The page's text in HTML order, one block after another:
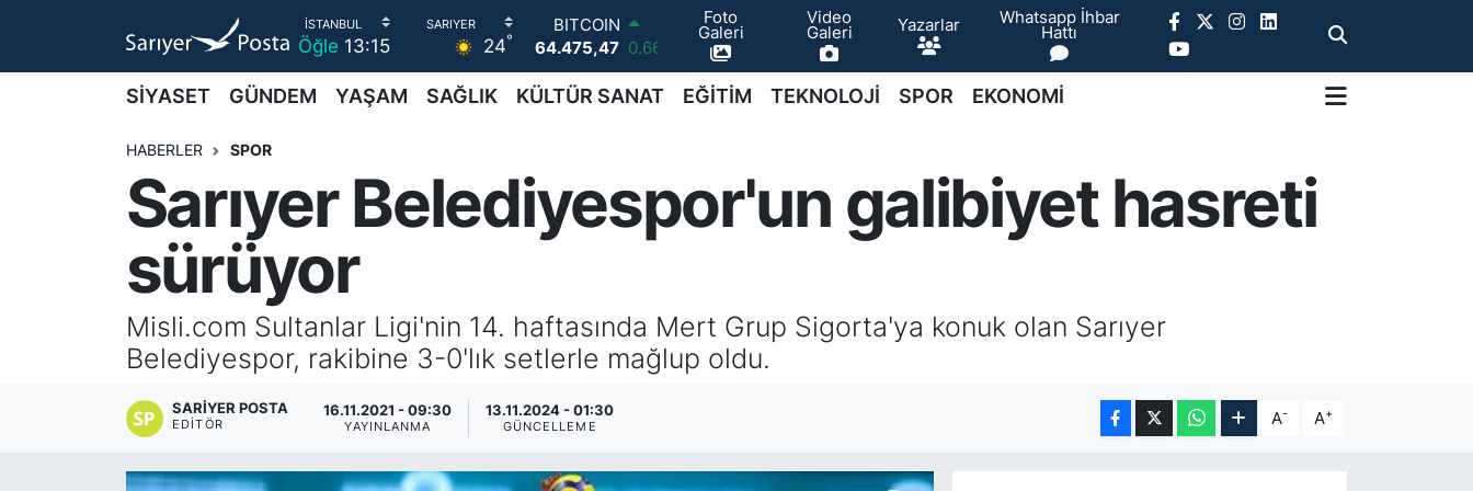
Öğle 13:15 24°
64.475,47 0.66
DOLAR
47,5971 0.05
EURO
GRAM ALTIN
6518.23 0.39
BİST100
Foto
Galeri
Video
Galeri Yazarlar Whatsapp İhbar
Hattı
SİYASET GÜNDEM YAŞAM SAĞLIK KÜLTÜR SANAT EĞİTİM TEKNOLOJİ SPOR EKONOMİ
HABERLER SPOR
Sarıyer Belediyespor'un galibiyet hasreti
sürüyor
Misli.com Sultanlar Ligi'nin 14. haftasında Mert Grup Sigorta'ya konuk olan Sarıyer
Belediyespor, rakibine 3-0'lık setlerle mağlup oldu.
SARIYER POSTA
EDITÖR
16.11.2021 - 09:30
YAYINLANMA
13.11.2024 - 01:30
GÜNCELLEME A- A+
AKTUEL
ALT MANŞETLER
EKONOMİ
FOTO GALERİ
GÜNCEL HABERLER
GÜNDEM
İstanbul Nöbetçi Eczaneler
İstanbul Hava Durumu
İstanbul Namaz Vakitleri
İstanbul Trafik Yoğunluk Haritası
Süper Lig Puan Durumu ve Fikstür
Tüm Manşetler
Son Dakika Haberleri
Haber Arşivi